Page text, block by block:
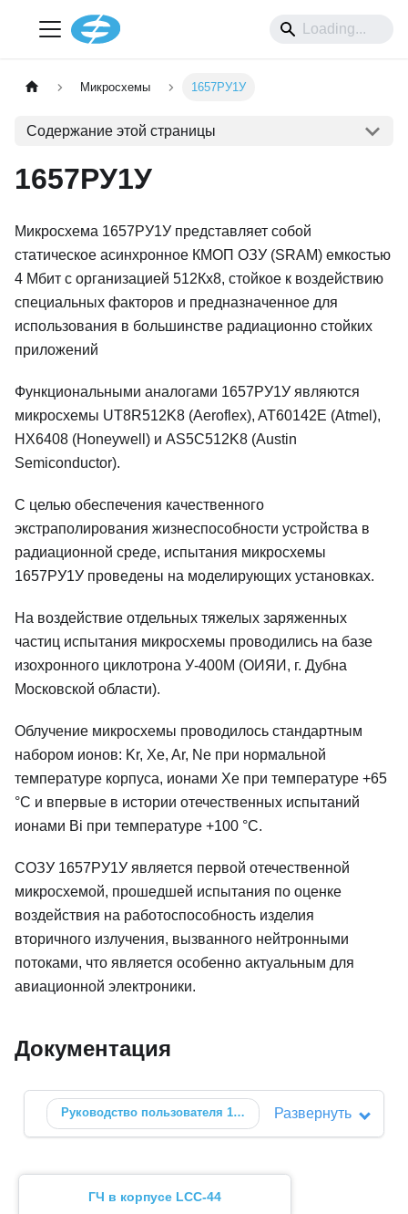
Микросхемы 1657РУ1У
Содержание этой страницы
1657РУ1У
Микросхема 1657РУ1У представляет собой
статическое асинхронное КМОП ОЗУ (SRAM) емкостью
4 Мбит с организацией 512Кх8, стойкое к воздействию
специальных факторов и предназначенное для
использования в большинстве радиационно стойких
приложений
Функциональными аналогами 1657РУ1У являются
микросхемы UT8R512K8 (Aeroflex), AT60142E (Atmel),
HX6408 (Honeywell) и AS5C512K8 (Austin
Semiconductor).
С целью обеспечения качественного
экстраполирования жизнеспособности устройства в
радиационной среде, испытания микросхемы
1657РУ1У проведены на моделирующих установках.
На воздействие отдельных тяжелых заряженных
частиц испытания микросхемы проводились на базе
изохронного циклотрона У-400М (ОИЯИ, г. Дубна
Московской области).
Облучение микросхемы проводилось стандартным
набором ионов: Kr, Xe, Ar, Ne при нормальной
температуре корпуса, ионами Xe при температуре +65
°С и впервые в истории отечественных испытаний
ионами Bi при температуре +100 °С.
СОЗУ 1657РУ1У является первой отечественной
микросхемой, прошедшей испытания по оценке
воздействия на работоспособность изделия
вторичного излучения, вызванного нейтронными
потоками, что является особенно актуальным для
авиационной электроники.
Документация
Руководство пользователя 1657РУ1У 🗗
Развернуть
ГЧ в корпусе LCC-44